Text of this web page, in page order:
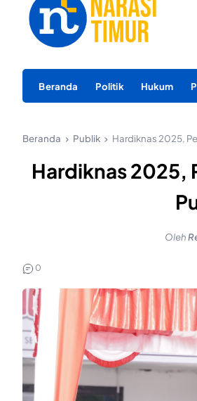
Beranda Politik Hukum
Beranda Publik Hardiknas 2025,
Hardiknas 2025,
Oleh
0